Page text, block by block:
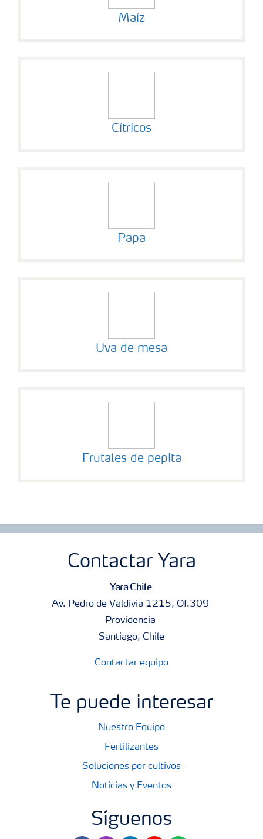
Maíz
Cítricos
Papa
Uva de mesa
Frutales de pepita
Contactar Yara
Yara Chile
Av. Pedro de Valdivia 1215, Of.309
Providencia
Santiago, Chile
Contactar equipo
Te puede interesar
Nuestro Equipo
Fertilizantes
Soluciones por cultivos
Noticias y Eventos
Síguenos